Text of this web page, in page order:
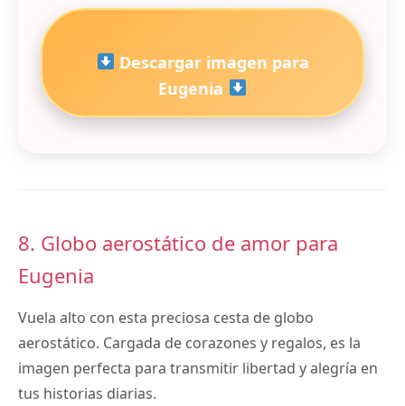
Descargar imagen para
Eugenia
8. Globo aerostático de amor para
Eugenia
Vuela alto con esta preciosa cesta de globo
aerostático. Cargada de corazones y regalos, es la
imagen perfecta para transmitir libertad y alegría en
tus historias diarias.